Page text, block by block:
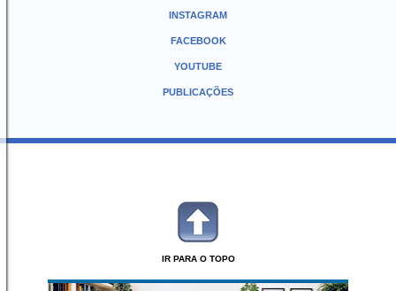
INSTAGRAM
FACEBOOK
YOUTUBE
PUBLICAÇÕES
IR PARA O TOPO